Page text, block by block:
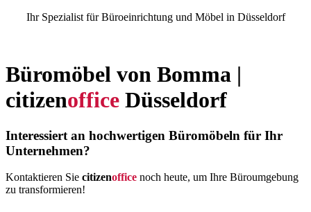
Ihr Spezialist für Büroeinrichtung und Möbel in Düsseldorf
Büromöbel von Bomma |
citizenoffice Düsseldorf
Interessiert an hochwertigen Büromöbeln für Ihr
Unternehmen?
Kontaktieren Sie citizenoffice noch heute, um Ihre Büroumgebung
zu transformieren!